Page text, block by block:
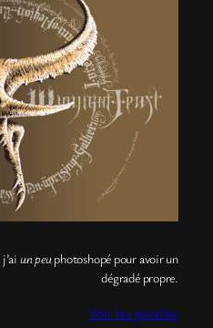
un peuphotoshopé pour avoir un
dégradé propre.
Voir les goodies